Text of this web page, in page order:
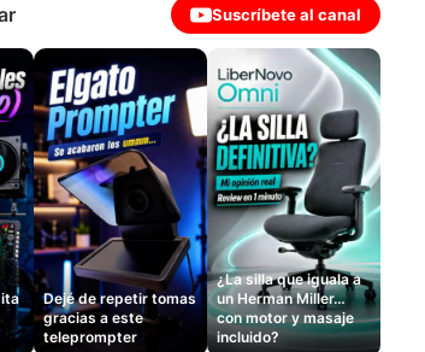
Suscríbete al canal
Dejé de repetir tomas
gracias a este
teleprompter
¿La silla que iguala a
un Herman Miller…
con motor y masaje
incluido?